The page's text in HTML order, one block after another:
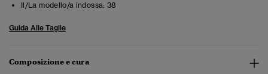
Il/La modello/a indossa: 38
Guida Alle Taglie
Composizione e cura